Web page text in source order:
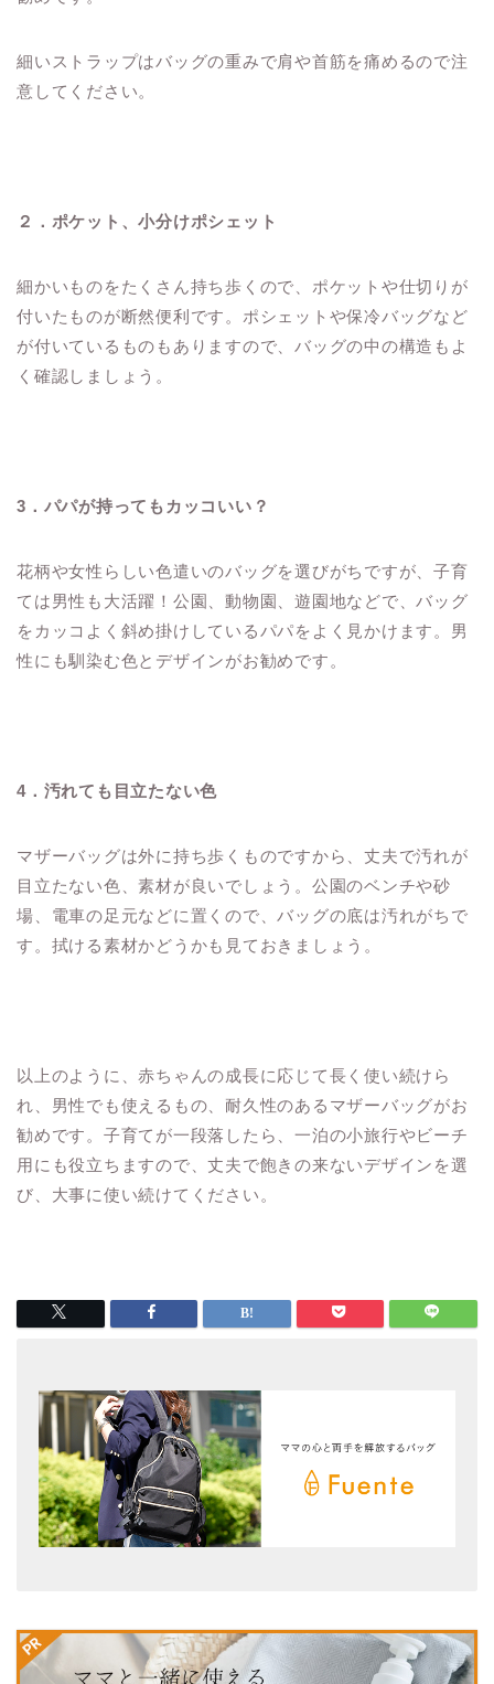
細いストラップはバッグの重みで肩や首筋を痛めるので注
意してください。
２．ポケット、小分けポシェット
細かいものをたくさん持ち歩くので、ポケットや仕切りが
付いたものが断然便利です。ポシェットや保冷バッグなど
が付いているものもありますので、バッグの中の構造もよ
く確認しましょう。
3 ．パパが持ってもカッコいい？
花柄や女性らしい色遣いのバッグを選びがちですが、子育
ては男性も大活躍！公園、動物園、遊園地などで、バッグ
をカッコよく斜め掛けしているパパをよく見かけます。男
性にも馴染む色とデザインがお勧めです。
4．汚れても目立たない色
マザーバッグは外に持ち歩くものですから、丈夫で汚れが
目立たない色、素材が良いでしょう。公園のベンチや砂
場、電車の足元などに置くので、バッグの底は汚れがちで
す。拭ける素材かどうかも見ておきましょう。
以上のように、赤ちゃんの成長に応じて長く使い続けら
れ、男性でも使えるもの、耐久性のあるマザーバッグがお
勧めです。子育てが一段落したら、一泊の小旅行やビーチ
用にも役立ちますので、丈夫で飽きの来ないデザインを選
び、大事に使い続けてください。